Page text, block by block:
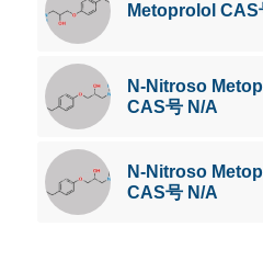
Metoprolol CAS
N-Nitroso
CAS号 N/A
N-Nitroso
CAS号 N/A